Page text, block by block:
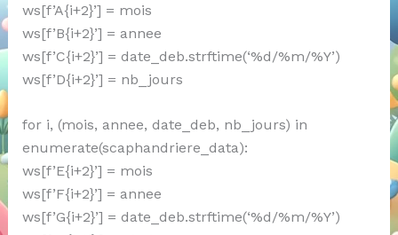
ws[f’A{i+2}’] = mois
ws[f’B{i+2}’] = annee
ws[f’C{i+2}’] = date_deb.strftime(‘%d/%m/%Y’)
ws[f’D{i+2}’] = nb_jours
for i, (mois, annee, date_deb, nb_jours) in
enumerate(scaphandriere_data):
ws[f’E{i+2}’] = mois
ws[f’F{i+2}’] = annee
ws[f’G{i+2}’] = date_deb.strftime(‘%d/%m/%Y’)